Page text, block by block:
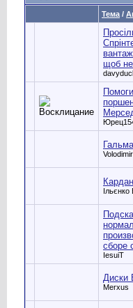
Тема /
щоб
Кардан
сборе
IesuiT
Диски
Merxus